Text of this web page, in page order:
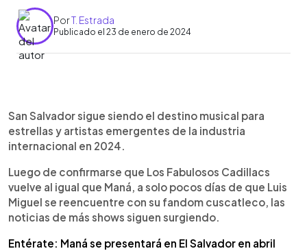
PorT. Estrada
Publicado el 23 de enero de 2024
► Escuchar artículo
San Salvador sigue siendo el destino musical para
estrellas y artistas emergentes de la industria
internacional en 2024.
Luego de confirmarse que Los Fabulosos Cadillacs
vuelve al igual que Maná, a solo pocos días de que Luis
Miguel se reencuentre con su fandom cuscatleco, las
noticias de más shows siguen surgiendo.
Entérate: Maná se presentará en El Salvador en abril